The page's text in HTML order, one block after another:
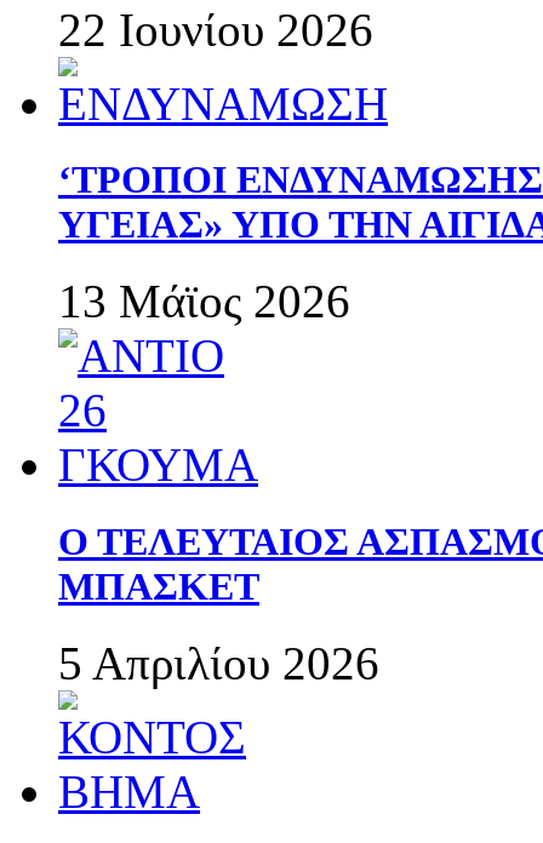
22 Ιουνίου 2026
‘ΤΡΟΠΟΙ
ΥΓΕΙΑΣ» ΥΠΟ ΤΗΝ
13 Μάϊος 2026
Ο ΤΕΛΕΥΤΑΙΟΣ
ΜΠΑΣΚΕΤ
5 Απριλίου 2026